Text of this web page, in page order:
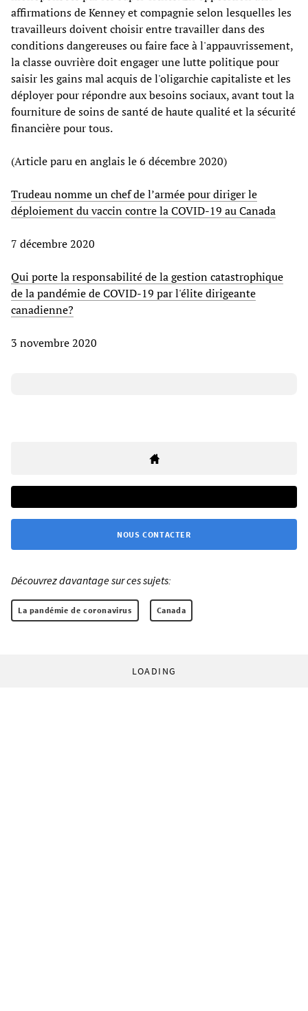
affirmations de Kenney et compagnie selon lesquelles les
travailleurs doivent choisir entre travailler dans des
conditions dangereuses ou faire face à l'appauvrissement,
la classe ouvrière doit engager une lutte politique pour
saisir les gains mal acquis de l'oligarchie capitaliste et les
déployer pour répondre aux besoins sociaux, avant tout la
fourniture de soins de santé de haute qualité et la sécurité
financière pour tous.
(Article paru en anglais le 6 décembre 2020)
Trudeau nomme un chef de l’armée pour diriger le
déploiement du vaccin contre la COVID-19 au Canada
7 décembre 2020
Qui porte la responsabilité de la gestion catastrophique
de la pandémie de COVID-19 par l'élite dirigeante
canadienne?
3 novembre 2020
NOUS CONTACTER
Découvrez davantage sur ces sujets:
La pandémie de coronavirus Canada
LOADING